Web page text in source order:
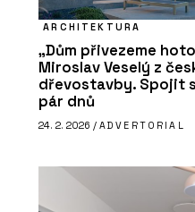
ARCHITEKTURA
„Dům přivezeme
Miroslav Veselý z
dřevostavby. Spojit
pár dnů
24. 2. 2026 / ADVERTORIAL